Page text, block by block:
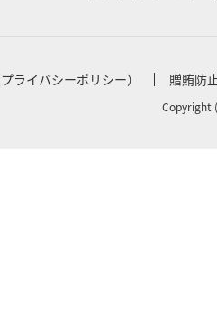
ライバシーポリシー） 贈賄防
Copyright